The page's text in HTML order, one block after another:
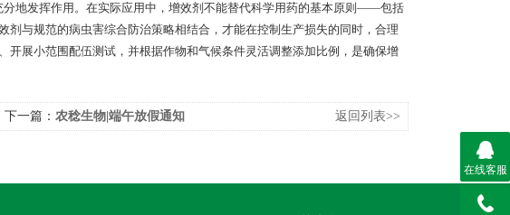
地发挥作用。在实际应用中，增效剂不能替代科学用药的基本原则——包括
与规范的病虫害综合防治策略相结合，才能在控制生产损失的同时，合理
开展小范围配伍测试，并根据作物和气候条件灵活调整添加比例，是确保增
下一篇： 农稔生物|端午放假通知 返回列表>>
在线客服